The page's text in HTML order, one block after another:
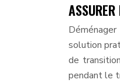
solution
de
pendant le